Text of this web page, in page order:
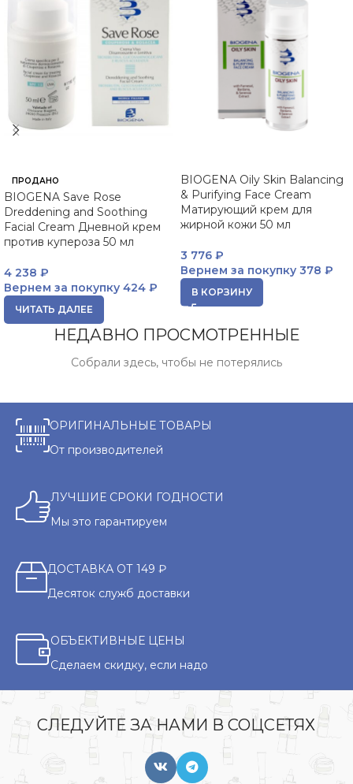
ПРОДАНО
BIOGENA Save Rose
Dreddening and Soothing
Facial Cream Дневной крем
против купероза 50 мл
4 238 ₽
Вернем за покупку 424 ₽
ЧИТАТЬ ДАЛЕЕ
BIOGENA Oily Skin Balancing
& Purifying Face Cream
Матирующий крем для
жирной кожи 50 мл
3 776 ₽
Вернем за покупку 378 ₽
В КОРЗИНУ
НЕДАВНО ПРОСМОТРЕННЫЕ
Собрали здесь, чтобы не потерялись
ОРИГИНАЛЬНЫЕ ТОВАРЫ
От производителей
ЛУЧШИЕ СРОКИ ГОДНОСТИ
Мы это гарантируем
ДОСТАВКА ОТ 149 ₽
Десяток служб доставки
ОБЪЕКТИВНЫЕ ЦЕНЫ
Сделаем скидку, если надо
СЛЕДУЙТЕ ЗА НАМИ В СОЦСЕТЯХ